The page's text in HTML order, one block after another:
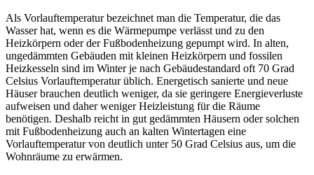
Als Vorlauftemperatur bezeichnet man die Temperatur, die das
Wasser hat, wenn es die Wärmepumpe verlässt und zu den
Heizkörpern oder der Fußbodenheizung gepumpt wird. In alten,
ungedämmten Gebäuden mit kleinen Heizkörpern und fossilen
Heizkesseln sind im Winter je nach Gebäudestandard oft 70 Grad
Celsius Vorlauftemperatur üblich. Energetisch sanierte und neue
Häuser brauchen deutlich weniger, da sie geringere Energieverluste
aufweisen und daher weniger Heizleistung für die Räume
benötigen. Deshalb reicht in gut gedämmten Häusern oder solchen
mit Fußbodenheizung auch an kalten Wintertagen eine
Vorlauftemperatur von deutlich unter 50 Grad Celsius aus, um die
Wohnräume zu erwärmen.